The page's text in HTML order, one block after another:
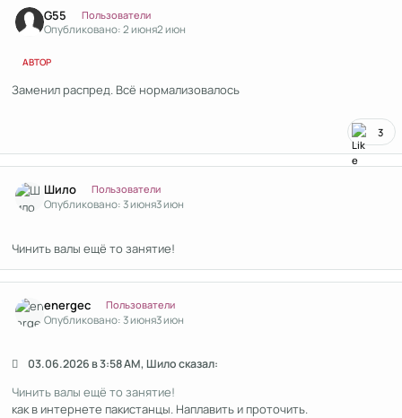
G55 Пользователи
Опубликовано:2 июня2 июн
АВТОР
Заменил распред. Всё нормализовалось
3
Шило Пользователи
Опубликовано:3 июня3 июн
Чинить валы ещё то занятие!
energec Пользователи
Опубликовано:3 июня3 июн
03.06.2026 в 3:58 AM, Шило сказал:
Чинить валы ещё то занятие!
как в интернете пакистанцы. Наплавить и проточить.